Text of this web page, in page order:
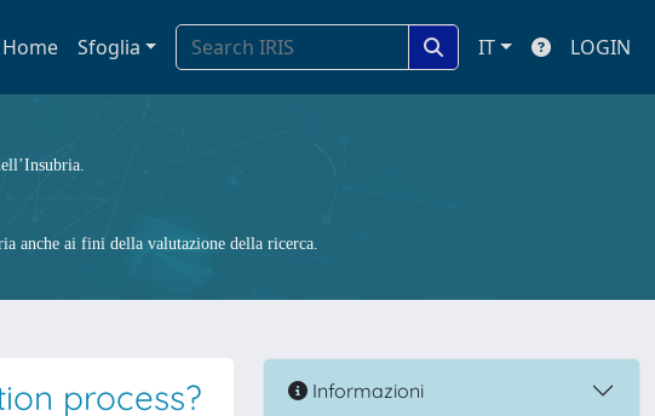
Home Sfoglia IT LOGIN
anche ai fini della valutazione della ricerca.
process? Informazioni